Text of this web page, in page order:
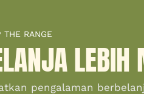
THE RANGE
LEBIH
pengalaman